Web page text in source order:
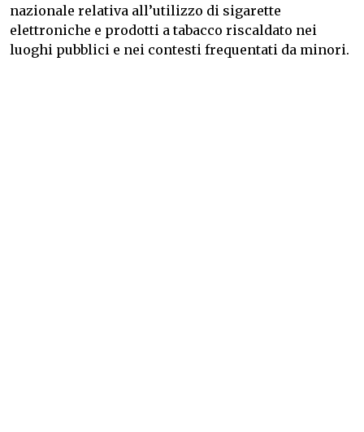
nazionale relativa all’utilizzo di sigarette
elettroniche e prodotti a tabacco riscaldato nei
luoghi pubblici e nei contesti frequentati da minori.